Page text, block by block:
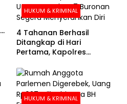
HUKUM & KRIMINAL
4 Tahanan Berhasil
Ditangkap di Hari
Pertama, Kapolres
Buronan Segera
Menyerahkan Diri
HUKUM & KRIMINAL